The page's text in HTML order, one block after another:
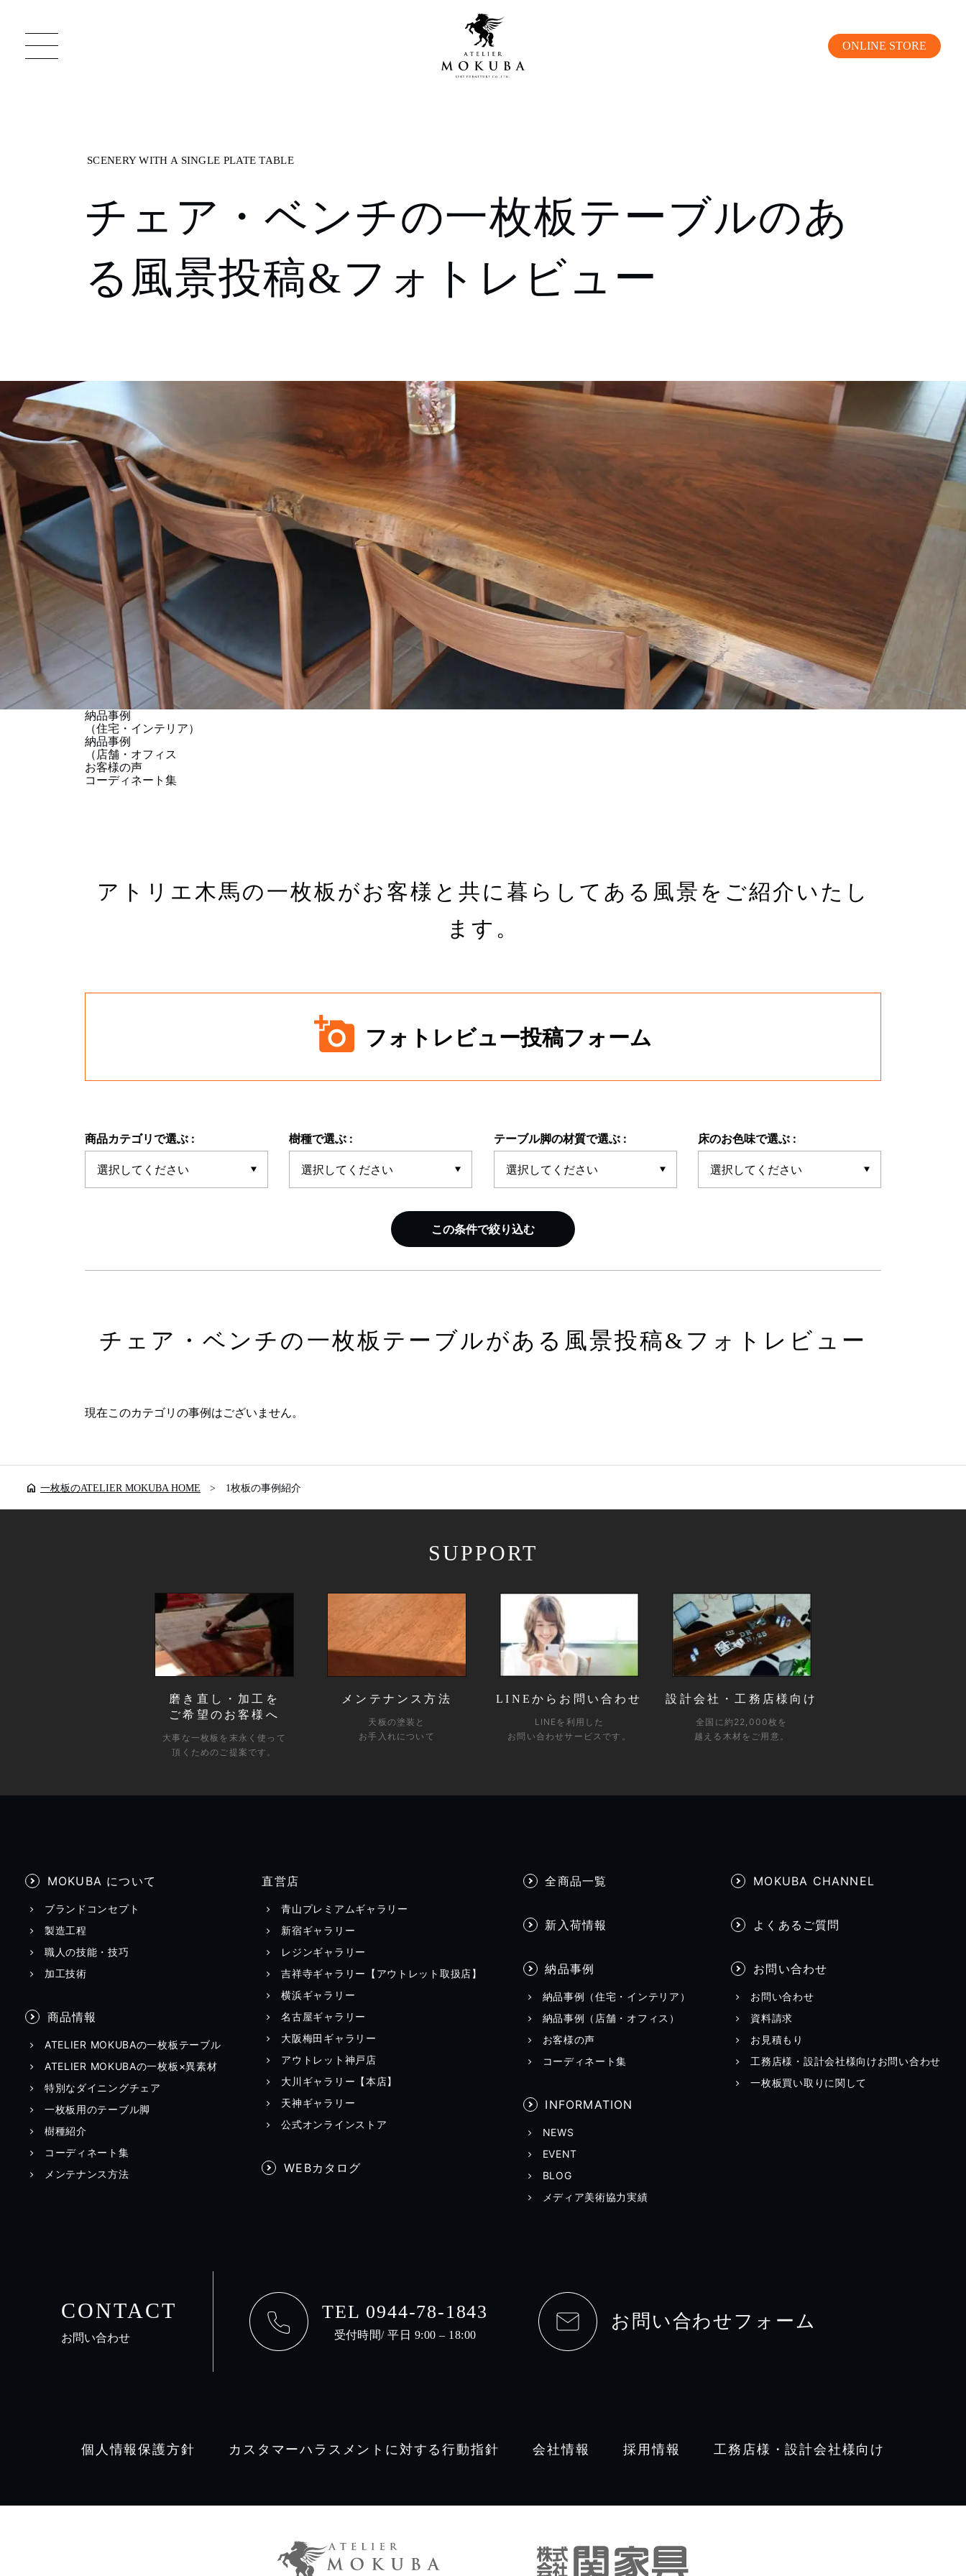
ONLINE STORE
MOKUBA について
職人の技能・技巧
ATELIER MOKUBAの一枚板テーブル
ATELIER MOKUBAの一枚板×異素材
特別なダイニングチェア
一枚板用のテーブル脚
樹種紹介
コーディネート集
メンテナンス方法
青山プレミアムギャラリー
新宿ギャラリー
吉祥寺ギャラリー
【アウトレット取扱店】
大川ギャラリー【本店】
天神ギャラリー
公式オンラインストア
WEBカタログ
新入荷情報
納品事例
納品事例（住宅・インテリア）
INFORMATION
メディア美術協力実績
よくあるご質問
一枚板買い取りに関して
チェア・ベンチの一枚板テーブルのあ
る風景投稿&フォトレビュー
納品事例
（住宅・インテリア）
納品事例
（店舗・オフィス
お客様の声
コーディネート集
アトリエ木馬の一枚板がお客様と共に暮らしてある風景を ご紹介いたし
ます。
フォトレビュー投稿フォーム
商品カテゴリで選ぶ : 樹種で選ぶ : テーブル脚の材質で選ぶ : 床のお色味で選ぶ :
この条件で絞り込む
チェア・ベンチの一枚板テーブルがある風景投稿&フォトレビュー
現在このカテゴリの事例はございません。
home 一枚板のATELIER MOKUBA HOME 1枚板の事例紹介
SUPPORT
磨き直し・加工を
ご希望のお客様へ
大事な一枚板を末永く使って
頂くためのご提案です。
メンテナンス方法
天板の塗装と
お手入れについて
LINEからお問い合わせ
LINEを利用した
お問い合わせサービスです。
設計会社・工務店様向け
全国に約22,000枚を
越える木材をご用意。
MOKUBA について
ブランドコンセプト
製造工程
職人の技能・技巧
加工技術
商品情報
ATELIER MOKUBAの一枚板テーブル
ATELIER MOKUBAの一枚板×異素材
特別なダイニングチェア
一枚板用のテーブル脚
樹種紹介
コーディネート集
メンテナンス方法
直営店
青山プレミアムギャラリー
新宿ギャラリー
レジンギャラリー
吉祥寺ギャラリー【アウトレット取扱店】
横浜ギャラリー
名古屋ギャラリー
大阪梅田ギャラリー
アウトレット神戸店
大川ギャラリー【本店】
天神ギャラリー
公式オンラインストア
WEBカタログ
全商品一覧
新入荷情報
納品事例
納品事例（住宅・インテリア）
納品事例（店舗・オフィス）
お客様の声
コーディネート集
INFORMATION
NEWS
EVENT
BLOG
メディア美術協力実績
MOKUBA CHANNEL
よくあるご質問
お問い合わせ
お問い合わせ
資料請求
お見積もり
工務店様・設計会社様向けお問い合わせ
一枚板買い取りに関して
CONTACT
お問い合わせ
TEL 0944-78-1843
受付時間/ 平日 9:00 – 18:00
お問い合わせフォーム
個人情報保護方針 カスタマーハラスメントに対する行動指針 会社情報 採用情報 工務店様・設計会社様向け